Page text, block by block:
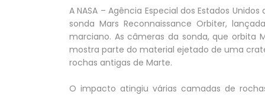
A NASA – Agência Especial dos Estados
sonda Mars Reconnaissance Orbiter,
marciano. As câmeras da sonda, que orbita
mostra parte do material ejetado de uma
rochas antigas de Marte.
O impacto atingiu várias camadas de